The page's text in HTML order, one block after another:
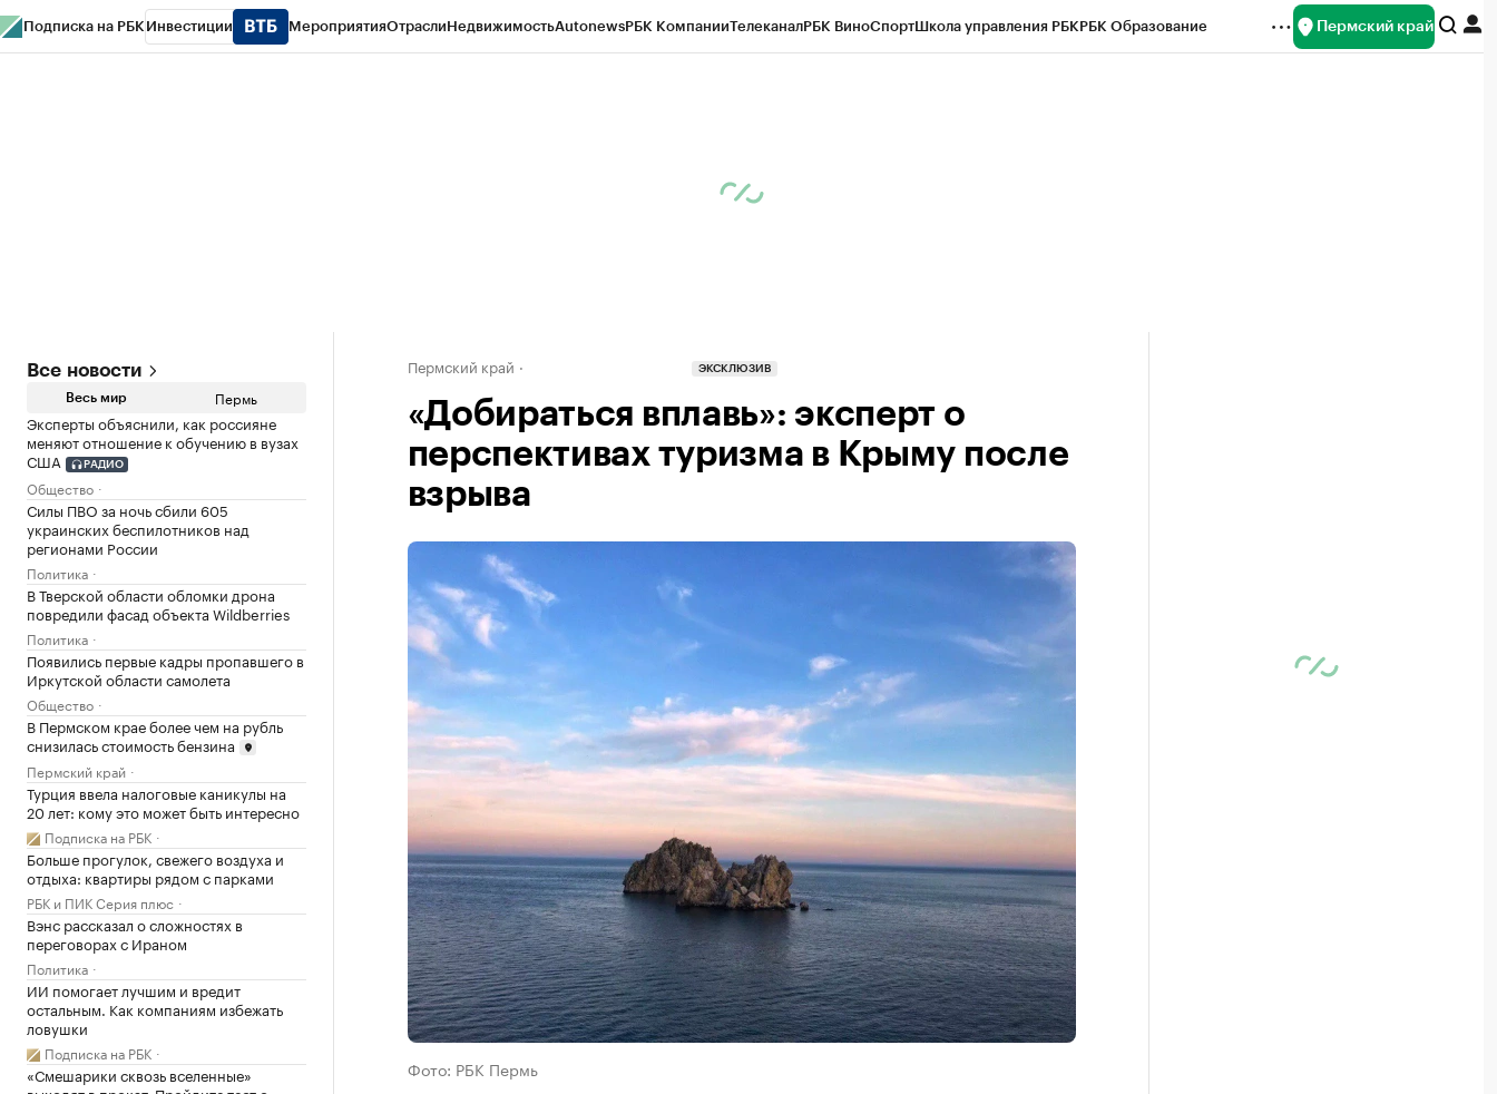
Подписка на РБК Инвестиции МероприятияОтраслиНедвижимостьAutonewsРБК КомпанииТелеканалРБК ВиноСпортШкола управления РБКРБК Образование Пермский край
Все новости
Весь мир Пермь
Эксперты объяснили, как россияне
меняют отношение к обучению в вузах
США
РАДИО
Общество
Силы ПВО за ночь сбили 605
украинских беспилотников над
регионами России
Политика
В Тверской области обломки дрона
повредили фасад объекта Wildberries
Политика
Появились первые кадры пропавшего в
Иркутской области самолета
Общество
В Пермском крае более чем на рубль
снизилась стоимость бензина
Пермский край
Турция ввела налоговые каникулы на
20 лет: кому это может быть интересно
Подписка на РБК
Больше прогулок, свежего воздуха и
отдыха: квартиры рядом с парками
РБК и ПИК Серия плюс
Вэнс рассказал о сложностях в
переговорах с Ираном
Политика
ИИ помогает лучшим и вредит
остальным. Как компаниям избежать
ловушки
Подписка на РБК
«Смешарики сквозь вселенные»
Пермский край ЭКСКЛЮЗИВ
«Добираться вплавь»: эксперт о
перспективах туризма в Крыму после
взрыва
Фото: РБК Пермь